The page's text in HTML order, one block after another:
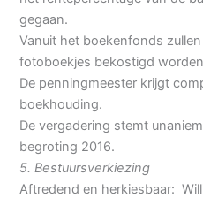
gegaan.
Vanuit het boekenfonds
fotoboekjes bekostigd
De penningmeester krijgt
boekhouding.
De vergadering stemt
begroting 2016.
5. Bestuursverkiezing
Aftredend en herkiesbaar: